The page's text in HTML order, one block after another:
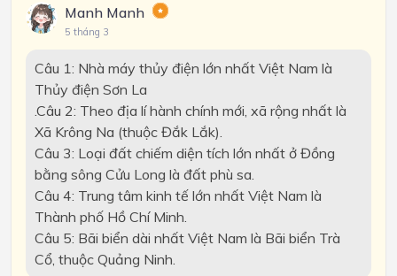
Manh Manh
5 tháng 3
Câu 1: Nhà máy thủy điện lớn nhất Việt Nam là
Thủy điện Sơn La
.Câu 2: Theo địa lí hành chính mới, xã rộng nhất là
Xã Krông Na (thuộc Đắk Lắk).
Câu 3: Loại đất chiếm diện tích lớn nhất ở Đồng
bằng sông Cửu Long là đất phù sa.
Câu 4: Trung tâm kinh tế lớn nhất Việt Nam là
Thành phố Hồ Chí Minh.
Câu 5: Bãi biển dài nhất Việt Nam là Bãi biển Trà
Cổ, thuộc Quảng Ninh.